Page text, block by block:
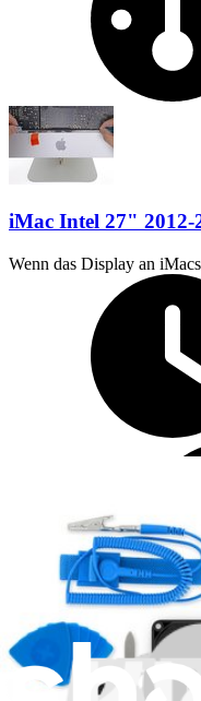
iMac Intel 27" 2012-
Wenn das Display an
Stunden